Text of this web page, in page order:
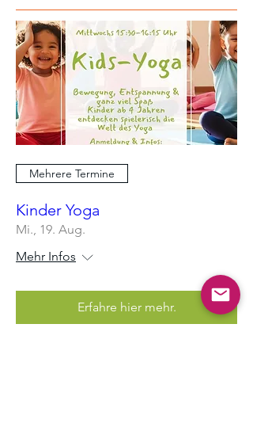
Mehrere Termine
Kinder Yoga
Mi., 19. Aug.
Mehr Infos
Erfahre hier mehr.